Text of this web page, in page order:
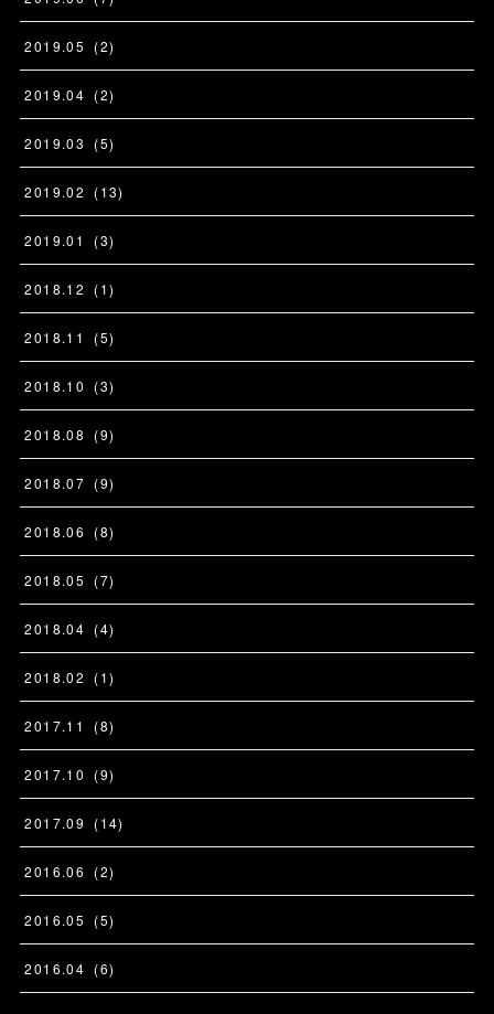
2019.05 (2)
2019.04 (2)
2019.03 (5)
2019.02 (13)
2019.01 (3)
2018.12 (1)
2018.11 (5)
2018.10 (3)
2018.08 (9)
2018.07 (9)
2018.06 (8)
2018.05 (7)
2018.04 (4)
2018.02 (1)
2017.11 (8)
2017.10 (9)
2017.09 (14)
2016.06 (2)
2016.05 (5)
2016.04 (6)